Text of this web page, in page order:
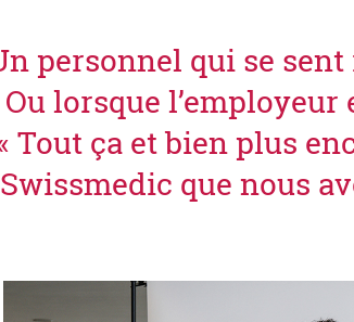
personnel qui se
lorsque
ça et bien plus
que nous